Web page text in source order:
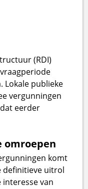
(RDI)
Lokale publieke
vergunningen
eerder
omroepen
komt
definitieve uitrol
interesse van